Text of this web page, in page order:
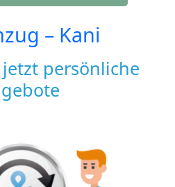
– Kani
persönliche